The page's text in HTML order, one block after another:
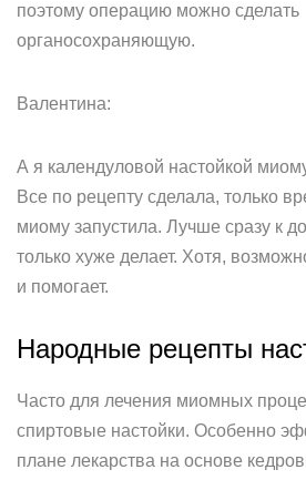
поэтому операцию можно сделать
органосохраняющую.
Валентина:
А я календуловой настойкой
Все по рецепту сделала, только
миому запустила. Лучше сразу к
только хуже делает. Хотя,
и помогает.
Народные рецепты
Часто для лечения миомных
спиртовые настойки. Особенно
плане лекарства на основе